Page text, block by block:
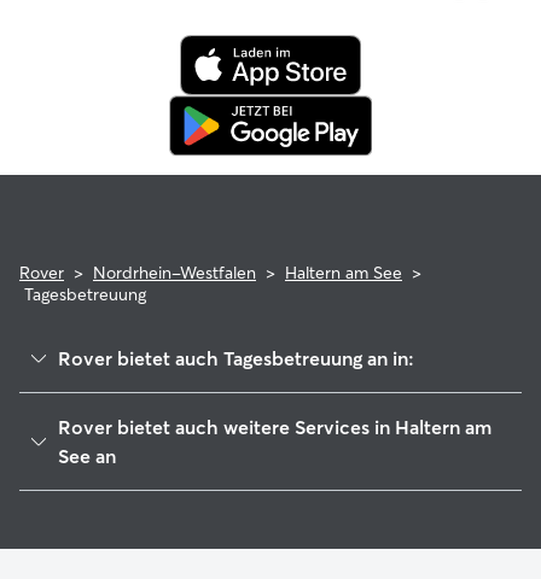
profitiert von der Rover-Garantie, die die Kosten für
tierärztliche Behandlungen erstattet.
Rover > Nordrhein-Westfalen > Haltern am See >
Tagesbetreuung
Rover bietet auch Tagesbetreuung an in:
Recklinghausen
Rover bietet auch weitere Services in Haltern am
See an